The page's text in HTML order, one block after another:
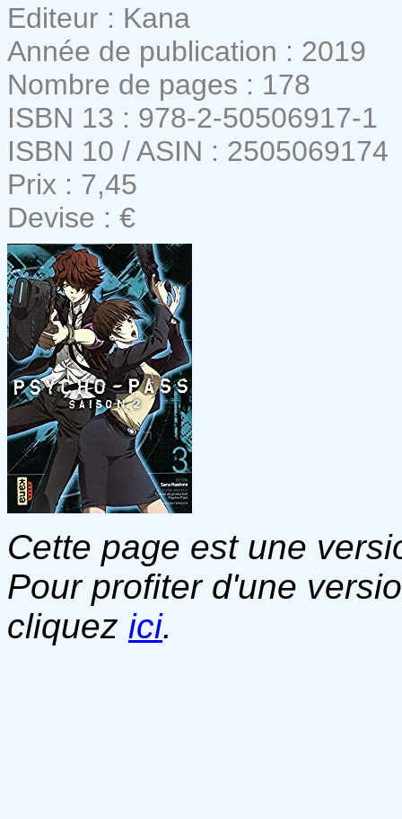
Editeur : Kana
Année de publication : 2019
Nombre de pages : 178
ISBN 13 : 978-2-50506917-1
ISBN 10 / ASIN : 2505069174
Prix : 7,45
Devise : €
Cette page est une
Pour profiter d'une
cliquez ici.